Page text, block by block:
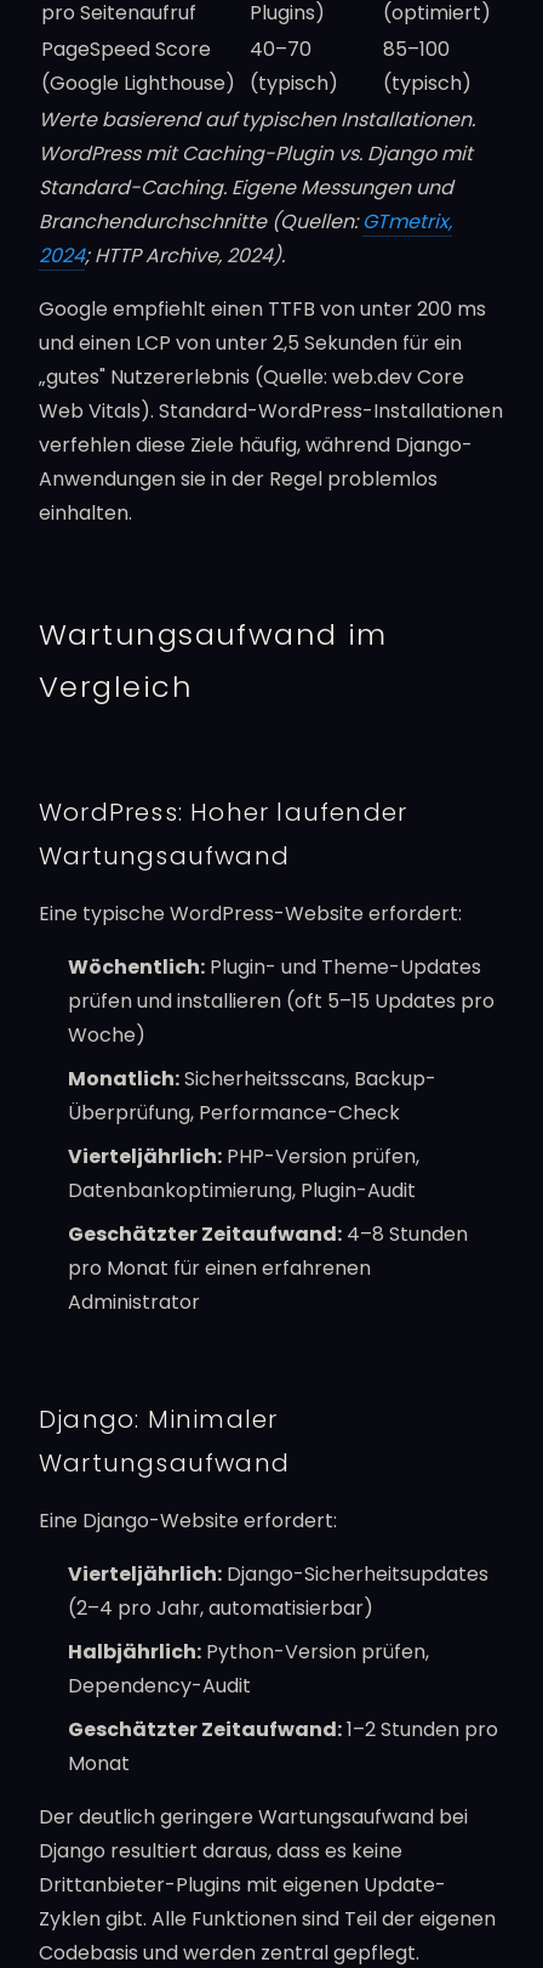
pro Seitenaufruf Plugins)
(optimiert)
PageSpeed Score
(Google Lighthouse)
40–70
(typisch)
85–100
(typisch)
Werte basierend auf typischen Installationen.
WordPress mit Caching-Plugin vs. Django mit
Standard-Caching. Eigene Messungen und
Branchendurchschnitte (Quellen:GTmetrix,
2024; HTTP Archive, 2024).
Google empfiehlt einen TTFB von unter 200 ms
und einen LCP von unter 2,5 Sekunden für ein
„gutes" Nutzererlebnis (Quelle: web.dev Core
Web Vitals). Standard-WordPress-Installationen
verfehlen diese Ziele häufig, während Django-
Anwendungen sie in der Regel problemlos
einhalten.
Wartungsaufwand im
Vergleich
WordPress: Hoher laufender
Wartungsaufwand
Eine typische WordPress-Website erfordert:
Wöchentlich: Plugin- und Theme-Updates
prüfen und installieren (oft 5–15 Updates pro
Woche)
Monatlich:Sicherheitsscans, Backup-
Überprüfung, Performance-Check
Vierteljährlich: PHP-Version prüfen,
Datenbankoptimierung, Plugin-Audit
Geschätzter Zeitaufwand: 4–8 Stunden
pro Monat für einen erfahrenen
Administrator
Django: Minimaler
Wartungsaufwand
Eine Django-Website erfordert:
Vierteljährlich: Django-Sicherheitsupdates
(2–4 pro Jahr, automatisierbar)
Halbjährlich: Python-Version prüfen,
Dependency-Audit
Geschätzter Zeitaufwand:1–2 Stunden pro
Monat
Der deutlich geringere Wartungsaufwand bei
Django resultiert daraus, dass es keine
Drittanbieter-Plugins mit eigenen Update-
Zyklen gibt. Alle Funktionen sind Teil der eigenen
Codebasis und werden zentral gepflegt.